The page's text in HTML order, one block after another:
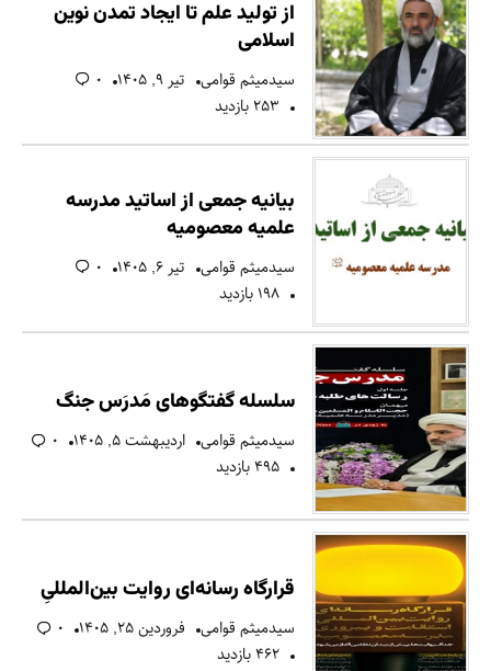
از تولید علم تا ایجاد تمدن نوین
اسلامی
سیدمیثم قوامی تیر ۹, ۱۴۰۵
۰
۲۵۳ بازدید
بیانیه جمعی از اساتید مدرسه
علمیه معصومیه
سیدمیثم قوامی تیر ۶, ۱۴۰۵
۰
۱۹۸ بازدید
سلسله گفتگوهای مَدرَس جنگ
سیدمیثم قوامی اردیبهشت ۵, ۱۴۰۵
۰
۴۹۵ بازدید
قرارگاه رسانه‌ای روایت بین‌المللیِ
سیدمیثم قوامی فروردین ۲۵, ۱۴۰۵
۰
۴۶۲ بازدید